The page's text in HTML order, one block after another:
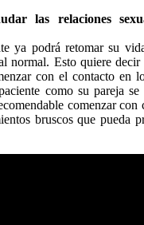
las relaciones
ya podrá retomar su
normal. Esto quiere decir
con el contacto en
como su pareja se
comenzar con
bruscos que pueda